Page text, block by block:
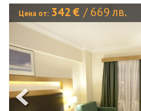
ОЩЕ
ЗА НАС
ФИРМЕНИ ДОКУМЕНТИ
0700 144 34
Цена от: 342€ / 669 лв.